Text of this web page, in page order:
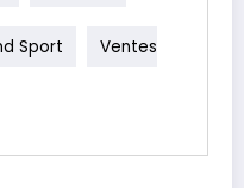
Sport Ventes